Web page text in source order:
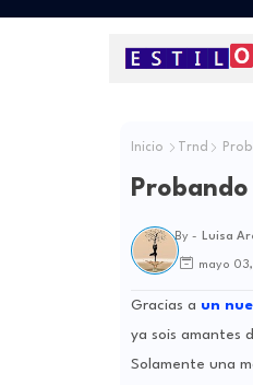
Inicio Trnd
By - Luisa
mayo
Gracias a un
ya sois amantes
Solamente una